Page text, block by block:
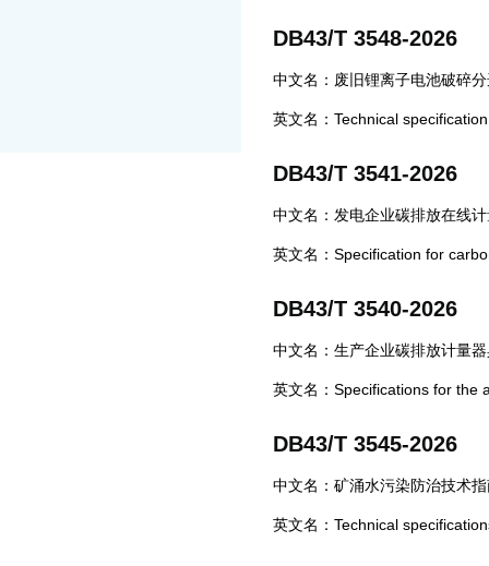
DB43/T 3548-2026
中文名：废旧锂离子电池破碎
英文名：Technical
DB43/T 3541-2026
中文名：发电企业碳排放在线
英文名：Specification for
DB43/T 3540-2026
中文名：生产企业碳排放计量
英文名：Specifications for the
DB43/T 3545-2026
中文名：矿涌水污染防治技术
英文名：Technical